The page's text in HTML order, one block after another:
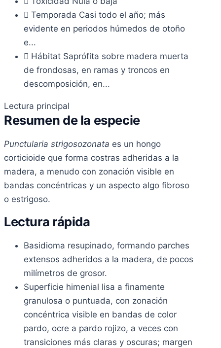
Temporada Casi todo el año; más
evidente en periodos húmedos de otoño
e...
Hábitat Saprófita sobre madera muerta
de frondosas, en ramas y troncos en
descomposición, en...
Lectura principal
Resumen de la especie
Punctularia strigosozonata es un hongo
corticioide que forma costras adheridas a la
madera, a menudo con zonación visible en
bandas concéntricas y un aspecto algo fibroso
o estrigoso.
Lectura rápida
Basidioma resupinado, formando parches
extensos adheridos a la madera, de pocos
milímetros de grosor.
Superficie himenial lisa a finamente
granulosa o puntuada, con zonación
concéntrica visible en bandas de color
pardo, ocre a pardo rojizo, a veces con
transiciones más claras y oscuras; margen